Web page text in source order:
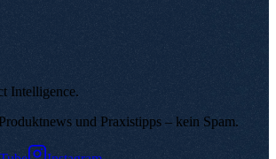
Intelligence.
und Praxistipps – kein Spam.